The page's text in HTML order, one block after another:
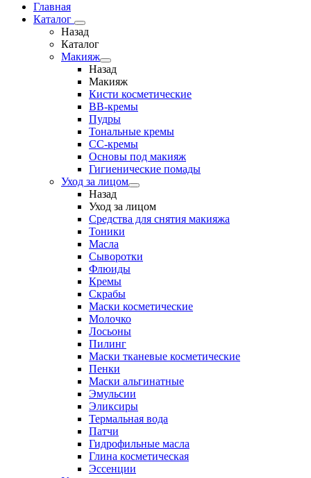
Главная
Каталог
Назад
Каталог
Макияж
Назад
Макияж
Кисти косметические
BB-кремы
Пудры
Тональные кремы
CC-кремы
Основы под макияж
Гигиенические помады
Уход за лицом
Назад
Уход за лицом
Средства для снятия макияжа
Тоники
Масла
Сыворотки
Флюиды
Кремы
Скрабы
Маски косметические
Молочко
Лосьоны
Пилинг
Маски тканевые косметические
Пенки
Маски альгинатные
Эмульсии
Эликсиры
Термальная вода
Патчи
Гидрофильные масла
Глина косметическая
Эссенции